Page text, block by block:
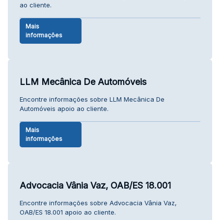
ao cliente.
Mais
informações
LLM Mecânica De Automóveis
Encontre informações sobre LLM Mecânica De
Automóveis apoio ao cliente.
Mais
informações
Advocacia Vânia Vaz, OAB/ES 18.001
Encontre informações sobre Advocacia Vânia Vaz,
OAB/ES 18.001 apoio ao cliente.